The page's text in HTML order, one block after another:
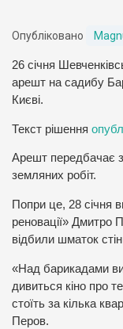
Опубліковано
26 січня
арешт на садибу
Києві.
Текст рішення
Арешт передбачає
земляних робіт.
Попри це, 28 січня
реновації» Дмитро
відбили шматок
«Над барикадами
дивиться кіно про
стоїть за кілька
Перов.